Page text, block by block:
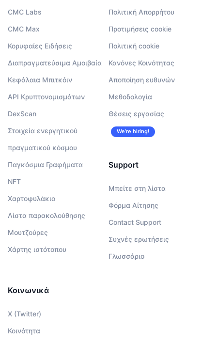
CMC Labs
CMC Max
Κορυφαίες Ειδήσεις
Διαπραγματεύσιμα Αμοιβαία
Κεφάλαια Μπιτκόιν
API Κρυπτονομισμάτων
DexScan
Στοιχεία ενεργητικού
πραγματικού κόσμου
Παγκόσμια Γραφήματα
NFT
Χαρτοφυλάκιο
Λίστα παρακολούθησης
Μουτζούρες
Χάρτης ιστότοπου
Πολιτική Απορρήτου
Προτιμήσεις cookie
Πολιτική cookie
Κανόνες Κοινότητας
Αποποίηση ευθυνών
Μεθοδολογία
Θέσεις εργασίας
We’re hiring!
Support
Μπείτε στη λίστα
Φόρμα Αίτησης
Contact Support
Συχνές ερωτήσεις
Γλωσσάριο
Κοινωνικά
X (Twitter)
Κοινότητα